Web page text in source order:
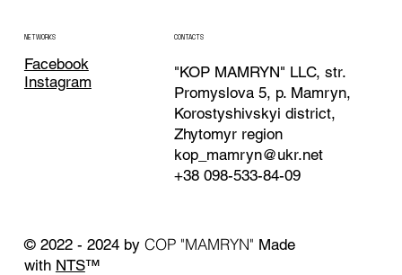
NETWORKS
Facebook
Instagram
CONTACTS
"KOP MAMRYN" LLC, str.
Promyslova 5, p. Mamryn,
Korostyshivskyi district,
Zhytomyr region
kop_mamryn@ukr.net
+38 098-533-84-09
© 2022 - 2024 by COP "MAMRYN" Made
with NTS™